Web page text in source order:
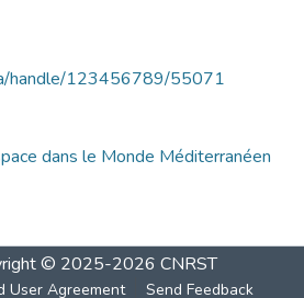
handle/123456789/55071
dans le Monde Méditerranéen
© 2025-2026 CNRST
User Agreement Send Feedback